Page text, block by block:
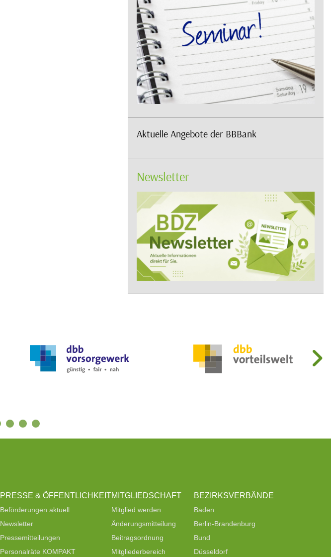
Aktuelle Angebote der BBBank
Newsletter
PRESSE & ÖFFENTLICHKEIT
Beförderungen aktuell
Newsletter
Pressemitteilungen
Personalräte KOMPAKT
MITGLIEDSCHAFT
Mitglied werden
Änderungsmitteilung
Beitragsordnung
Mitgliederbereich
BEZIRKSVERBÄNDE
Baden
Berlin-Brandenburg
Bund
Düsseldorf